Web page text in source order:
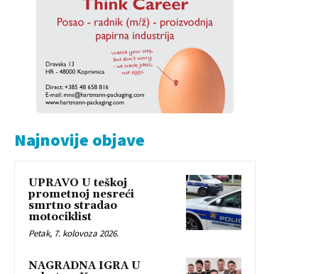
Najnovije objave
UPRAVO U teškoj
prometnoj nesreći
smrtno stradao
motociklist
Petak, 7. kolovoza 2026.
NAGRADNA IGRA U